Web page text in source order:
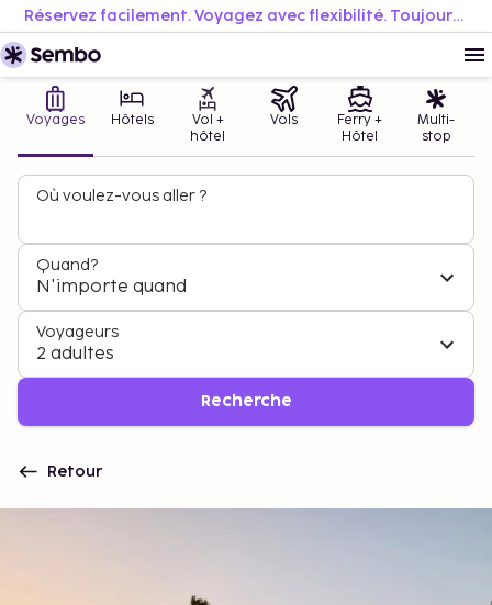
Réservez facilement. Voyagez avec flexibilité. Toujours au meilleur prix.
Voyages Hôtels
Vol +
hôtel
Vols
Ferry +
Hôtel
Multi-
stop
Où voulez-vous aller ?
Quand?
N'importe quand
Voyageurs
2 adultes
Recherche
Retour